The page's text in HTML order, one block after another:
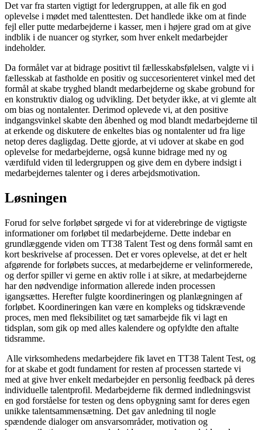
Det var fra starten vigtigt for ledergruppen, at alle fik en god
oplevelse i mødet med talenttesten. Det handlede ikke om at finde
fejl eller putte medarbejderne i kasser, men i højere grad om at give
indblik i de nuancer og styrker, som hver enkelt medarbejder
indeholder.
Da formålet var at bidrage positivt til fællesskabsfølelsen, valgte vi i
fællesskab at fastholde en positiv og succesorienteret vinkel med det
formål at skabe tryghed blandt medarbejderne og skabe grobund for
en konstruktiv dialog og udvikling. Det betyder ikke, at vi glemte alt
om bias og nontalenter. Derimod oplevede vi, at den positive
indgangsvinkel skabte den åbenhed og mod blandt medarbejderne til
at erkende og diskutere de enkeltes bias og nontalenter ud fra lige
netop deres dagligdag. Dette gjorde, at vi udover at skabe en god
oplevelse for medarbejderne, også kunne bidrage med ny og
værdifuld viden til ledergruppen og give dem en dybere indsigt i
medarbejdernes talenter og i deres arbejdsmotivation.
Løsningen
Forud for selve forløbet sørgede vi for at viderebringe de vigtigste
informationer om forløbet til medarbejderne. Dette indebar en
grundlæggende viden om TT38 Talent Test og dens formål samt en
kort beskrivelse af processen. Det er vores oplevelse, at det er helt
afgørende for forløbets succes, at medarbejderne er velinformerede,
og derfor spiller vi gerne en aktiv rolle i at sikre, at medarbejderne
har den nødvendige information allerede inden processen
igangsættes. Herefter fulgte koordineringen og planlægningen af
forløbet. Koordineringen kan være en kompleks og tidskrævende
proces, men med fleksibilitet og tæt samarbejde fik vi lagt en
tidsplan, som gik op med alles kalendere og opfyldte den aftalte
tidsramme.
Alle virksomhedens medarbejdere fik lavet en TT38 Talent Test, og
for at skabe et godt fundament for resten af processen startede vi
med at give hver enkelt medarbejder en personlig feedback på deres
individuelle talentprofil. Medarbejderne fik dermed indledningsvist
en god forståelse for testen og dens opbygning samt for deres egen
unikke talentsammensætning. Det gav anledning til nogle
spændende dialoger om ansvarsområder, motivation og